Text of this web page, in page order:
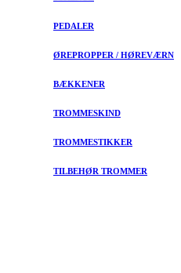
PEDALER
ØREPROPPER / HØREVÆRN
BÆKKENER
TROMMESKIND
TROMMESTIKKER
TILBEHØR TROMMER